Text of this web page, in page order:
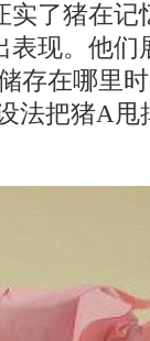
了猪在记
现。他们
存在哪里
法把猪A甩